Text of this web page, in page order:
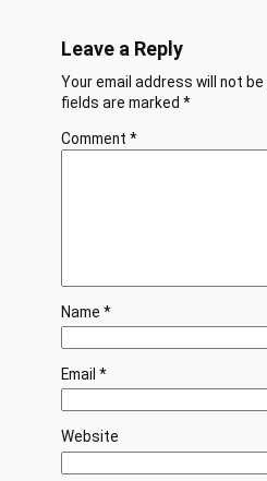
Leave a Reply
Your email address will not be
fields are marked *
Comment *
Name *
Email *
Website